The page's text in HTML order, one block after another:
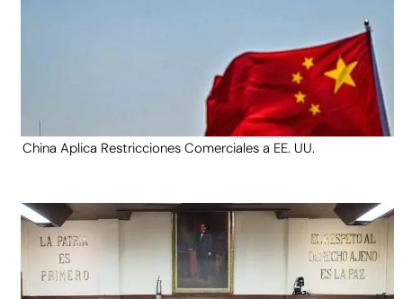
China Aplica Restricciones Comerciales a EE. UU.